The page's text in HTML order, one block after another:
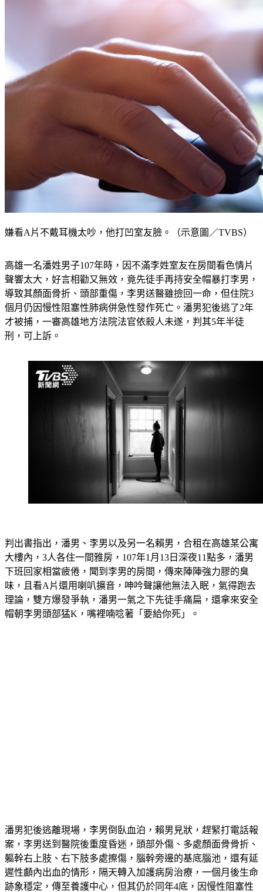
嫌看A片不戴耳機太吵，他打凹室友臉。（示意圖／TVBS）
高雄一名潘姓男子107年時，因不滿李姓室友在房間看色情片
聲響太大，好言相勸又無效，竟先徒手再持安全帽暴打李男，
導致其顏面骨折、頭部重傷，李男送醫雖撿回一命，但住院3
個月仍因慢性阻塞性肺病併急性發作死亡。潘男犯後逃了2年
才被捕，一審高雄地方法院法官依殺人未遂，判其5年半徒
刑，可上訴。
判出書指出，潘男、李男以及另一名賴男，合租在高雄某公寓
大樓內，3人各住一間雅房，107年1月13日深夜11點多，潘男
下班回家相當疲倦，聞到李男的房間，傳來陣陣強力膠的臭
味，且看A片還用喇叭擴音，呻吟聲讓他無法入眠，氣得跑去
理論，雙方爆發爭執，潘男一氣之下先徒手痛扁，還拿來安全
帽朝李男頭部猛K，嘴裡喃唸著「要給你死」。
潘男犯後逃離現場，李男倒臥血泊，賴男見狀，趕緊打電話報
案，李男送到醫院後重度昏迷，頭部外傷、多處顏面骨骨折、
軀幹右上肢、右下肢多處擦傷，腦幹旁邊的基底腦池，還有延
遲性顱內出血的情形，隔天轉入加護病房治療，一個月後生命
跡象穩定，傳至養護中心，但其仍於同年4底，因慢性阻塞性